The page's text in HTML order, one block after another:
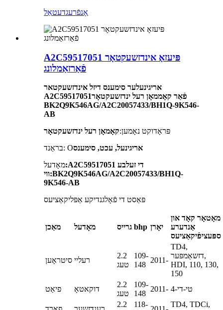
אָנפֿרעגדעטאַל
A2C59517051 פּיעזאָ אינדזשעקטאָר
פֿאַרזאַמלונג
אריגינעלער סימענס דיזל אינדזשעקטאר
A2C59517051פֿאַר קאָממאָן רעל ינדזשעקטאָר
BK2Q9K546AG/A2C20057433/BH1Q-9K546-
AB
פּראָדוקט נאָמען:קאָמאָן רעל ינדזשעקטאָר
בראַנד: Oאריגינעל, עכט, סימענס
מאָדעל:A2C59517051 די זעלבע
ווי:BK2Q9K546AG/A2C20057433/BH1Q-
9K546-AB
פּאַסט די פֿאָלגנדיקע אַפּליקאַציעס
מאַכן מאָדעל גרייס bhp יאָרן
מאָטאָר קאָד און
אַנדערע
ספּעציפֿיקאַציעס
סיטראָען רעליי
2.2
טעג
109-
148
2011-
TD4,
דזשאַמפּער,
HDI, 110, 130,
150
פיאַט
דוקאטאָ
2.2
טעג
109-
148
2011- טי-די-4
2.2
118-
TD4, TDCi,